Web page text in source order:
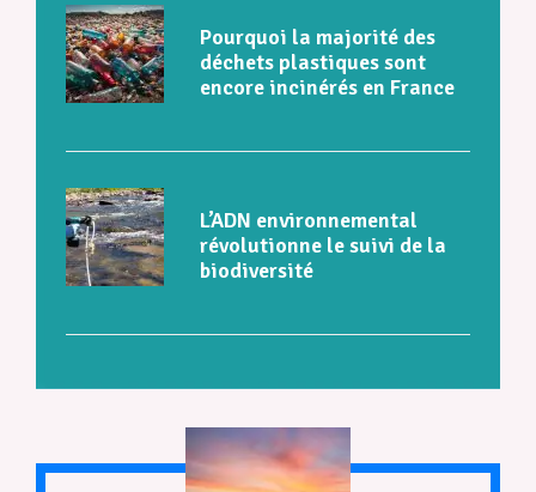
Pourquoi la majorité des
déchets plastiques sont
encore incinérés en France
L’ADN environnemental
révolutionne le suivi de la
biodiversité